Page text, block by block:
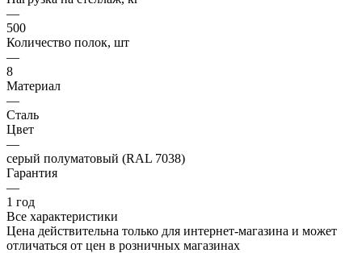
—
500
Количество полок, шт
—
8
Материал
—
Сталь
Цвет
—
серый полуматовый (RAL 7038)
Гарантия
—
1 год
Все характеристики
Цена действительна только для интернет-магазина и может
отличаться от цен в розничных магазинах